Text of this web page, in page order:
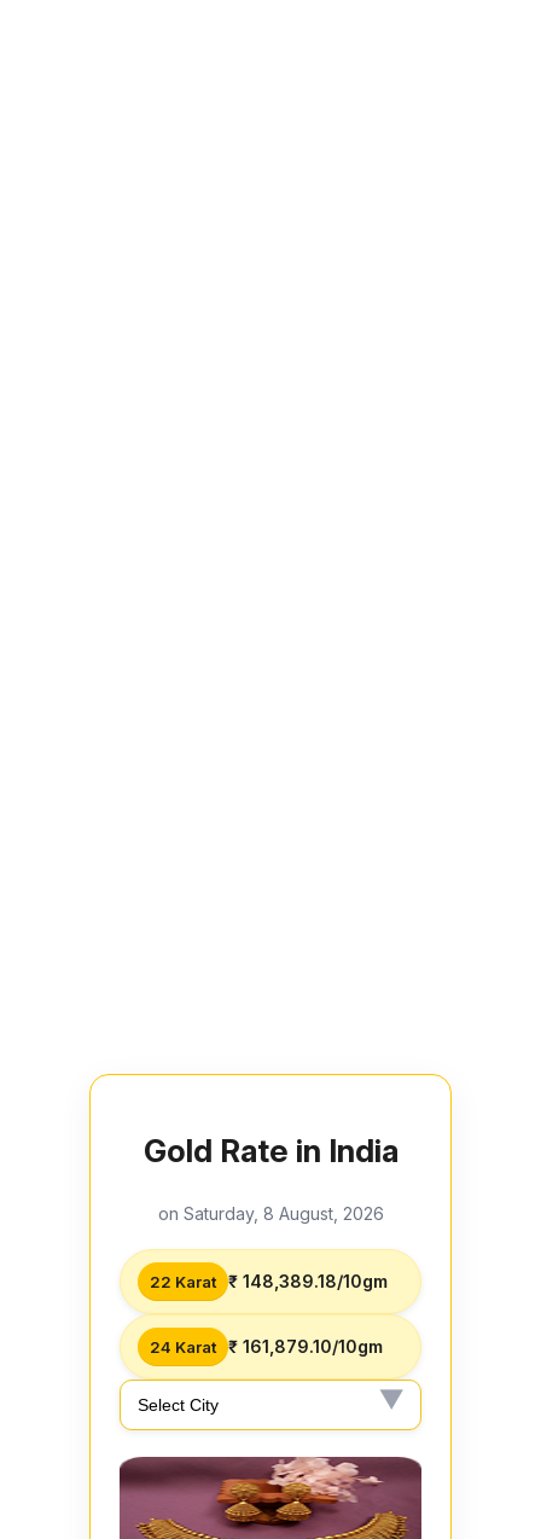
Gold Rate in India
on Saturday, 8 August, 2026
22 Karat ₹ 148,389.18/10gm
24 Karat ₹ 161,879.10/10gm